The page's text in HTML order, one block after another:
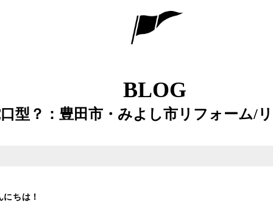
BLOG
型？：豊田市・みよし市リフォーム/
ちは！